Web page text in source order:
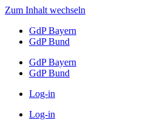
Zum Inhalt wechseln
GdP Bayern
GdP Bund
GdP Bayern
GdP Bund
Log-in
Log-in